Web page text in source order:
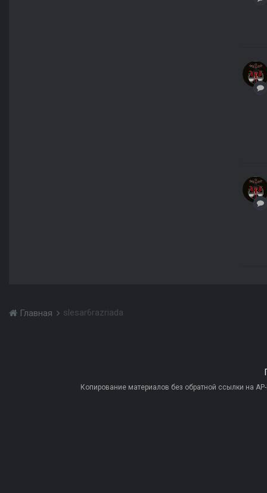
Главная slesar6razriada
Копирование материалов без обратной ссылки на